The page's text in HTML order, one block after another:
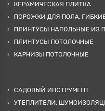
КЕРАМИЧЕСКАЯ ПЛИТКА
ПОРОЖКИ ДЛЯ ПОЛА,
ПЛИНТУСЫ НАПОЛЬНЫЕ ИЗ
ПЛИНТУСЫ ПОТОЛОЧНЫЕ
КАРНИЗЫ ПОТОЛОЧНЫЕ
САДОВЫЙ ИНСТРУМЕНТ
УТЕПЛИТЕЛИ,